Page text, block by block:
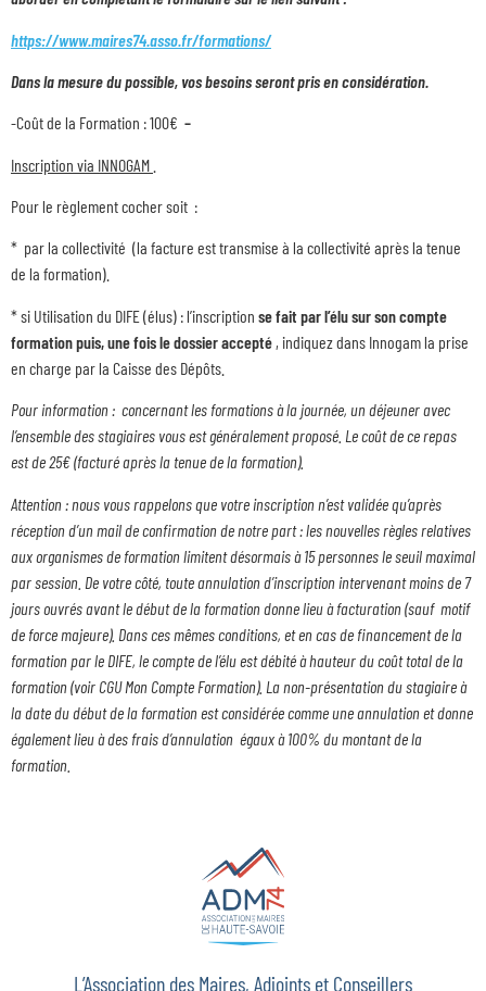
https://www.maires74.asso.fr/formations/
Dans la mesure du possible, vos besoins seront pris en considération.
-Coût de la Formation : 100€ –
Inscription via INNOGAM
Pour le règlement cocher soit :
* par la collectivité (la facture est transmise à la collectivité après la tenue
de la formation).
* si Utilisation du DIFE (élus) : l’inscription se fait par l’élu sur son compte
formationpuis, une fois le dossier accepté , indiquez dans Innogam la prise
en charge par la Caisse des Dépôts.
Pour information : concernant les formations à la journée, un déjeuner avec
l’ensemble des stagiaires vous est généralement proposé. Le coût de ce repas
est de 25€ (facturé après la tenue de la formation).
Attention : nous vous rappelons que votre inscription n’est validée qu’après
réception d’un mail de confirmation de notre part : les nouvelles règles relatives
aux organismes de formation limitent désormais à 15 personnes le seuil maximal
par session. De votre côté, toute annulation d’inscription intervenant moins de 7
jours ouvrés avant le début de la formation donne lieu à facturation (sauf motif
de force majeure). Dans ces mêmes conditions, et en cas de financement de la
formation par le DIFE, le compte de l’élu est débité à hauteur du coût total de la
formation (voir CGU Mon Compte Formation). La non-présentation du stagiaire à
la date du début de la formation est considérée comme une annulation et donne
également lieu à des frais d’annulation égaux à 100% du montant de la
formation.
L’Association des Maires, Adjoints et Conseillers